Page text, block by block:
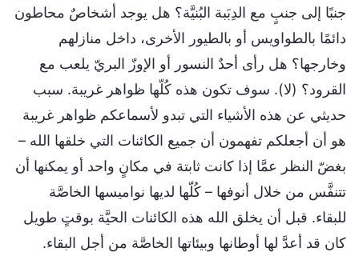
جنبًا إلى جنبٍ مع الدِبَبة البُنيَّة؟ هل يوجد أشخاصٌ محاطون
دائمًا بالطواويس أو بالطيور الأخرى، داخل منازلهم
وخارجها؟ هل رأى أحدٌ النسور أو الإوزّ البريّ يلعب مع
القرود؟ (لا). سوف تكون هذه كُلّها ظواهر غريبة. سبب
حديثي عن هذه الأشياء التي تبدو لأسماعكم ظواهر غريبة
هو أن أجعلكم تفهمون أن جميع الكائنات التي خلقها الله –
بغضّ النظر عمَّا إذا كانت ثابتة في مكانٍ واحد أو يمكنها أن
تتنفَّس من خلال أنوفها – كُلّها لديها نواميسها الخاصَّة
للبقاء. قبل أن يخلق الله هذه الكائنات الحيَّة بوقتٍ طويل
كان قد أعدَّ لها أوطانها وبيئاتها الخاصَّة من أجل البقاء.